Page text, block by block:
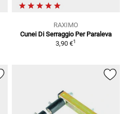
RAXIMO
Cunei Di Serraggio Per Paraleva
3,90 €1